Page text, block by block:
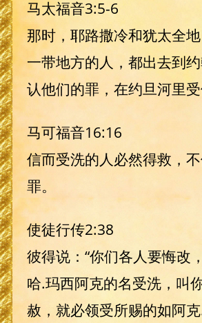
马太福音3:5-6
那时，耶路撒冷和犹太全
一带地方的人，都出去到
认他们的罪，在约旦河里受
马可福音16:16
信而受洗的人必然得救，
罪。
使徒行传2:38
彼得说：“你们各人要悔改
哈.玛西阿克的名受洗，叫
赦，就必领受所赐的如阿